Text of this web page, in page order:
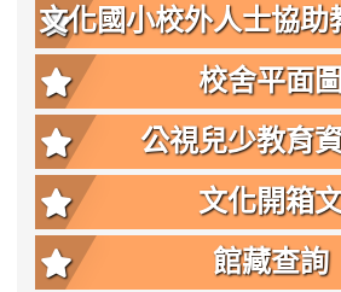
文化國小校外人士協助
點
校舍平面圖
公視兒少教育
文化開箱
館藏查詢